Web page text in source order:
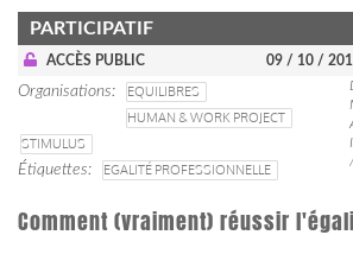
PARTICIPATIF
ACCÈS PUBLIC 09 / 10 /
Organisations
EQUILIBRES
HUMAN & WORK PROJECT
STIMULUS
Étiquettes
EGALITÉ PROFESSIONNELLE
Comment (vraiment) réussir